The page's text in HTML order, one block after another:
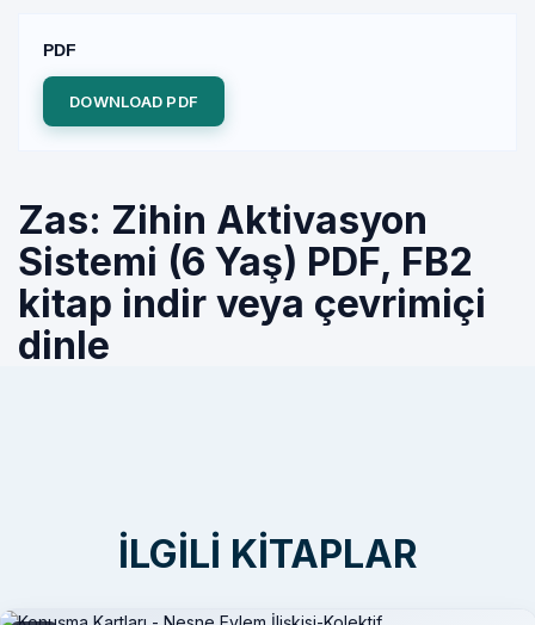
PDF
DOWNLOAD PDF
Zas: Zihin Aktivasyon
Sistemi (6 Yaş) PDF, FB2
kitap indir veya çevrimiçi
dinle
İLGILI KITAPLAR